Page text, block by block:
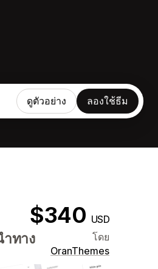
ดูตัวอย่าง ลองใช้ธีม
$340 USD
ทาง
โดย
OranThemes